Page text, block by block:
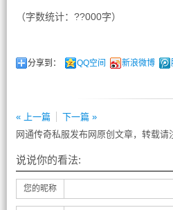
（字数统计：??000字）
分享到： QQ空间 新浪微博
« 上一篇
下一篇 »
网通传奇私服发布网原创文章，转载请
说说你的看法:
您的昵称